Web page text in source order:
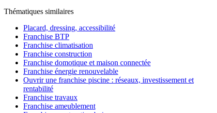
Thématiques similaires
Placard, dressing, accessibilité
Franchise BTP
Franchise climatisation
Franchise construction
Franchise domotique et maison connectée
Franchise énergie renouvelable
Ouvrir une franchise piscine : réseaux, investissement et
rentabilité
Franchise travaux
Franchise ameublement